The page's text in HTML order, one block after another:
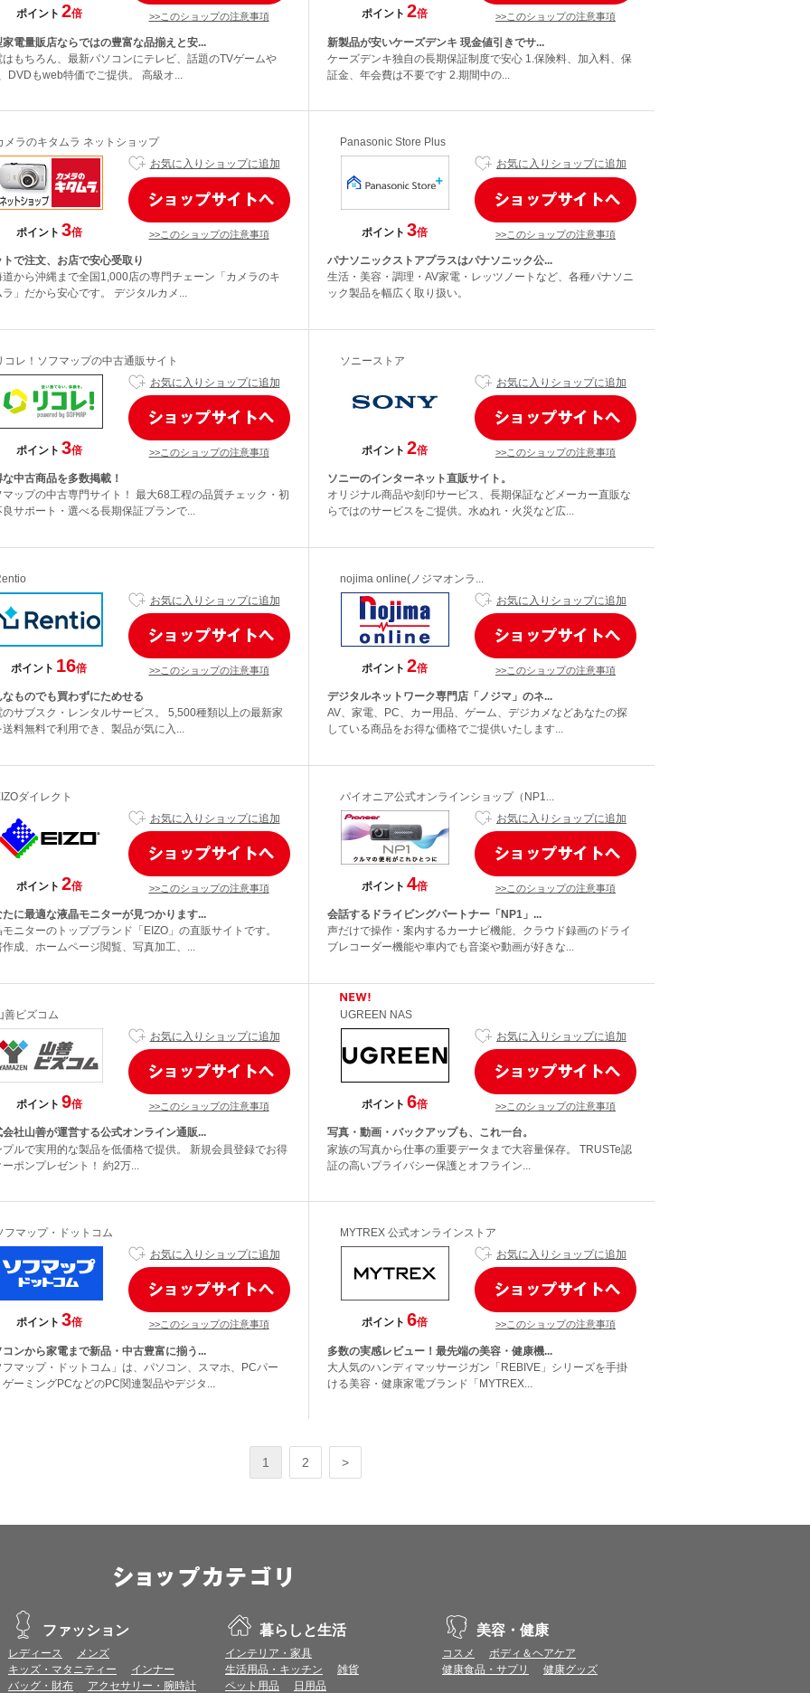
ポイント 2倍 >>このショップの注意事項
家電量販店ならではの豊富な品揃えと安...
はもちろん、最新パソコンにテレビ、話題のTVゲームや
DVDもweb特価でご提供。 高級オ...
ポイント 2倍 >>このショップの注意事項
新製品が安いケーズデンキ 現金値引きでサ...
ケーズデンキ独自の長期保証制度で安心 1.保険料、加入料、保
証金、年会費は不要です 2.期間中の...
メラのキタムラ ネットショップ
ポイント 3倍
お気に入りショップに追加
>>このショップの注意事項
トで注文、お店で安心受取り
道から沖縄まで全国1,000店の専門チェーン「カメラのキ
ラ」だから安心です。 デジタルカメ...
Panasonic Store Plus
ポイント 3倍
お気に入りショップに追加
>>このショップの注意事項
パナソニックストアプラスはパナソニック公...
生活・美容・調理・AV家電・レッツノートなど、各種パナソニ
ック製品を幅広く取り扱い。
コレ！ソフマップの中古通販サイト
ポイント 3倍
お気に入りショップに追加
>>このショップの注意事項
な中古商品を多数掲載！
マップの中古専門サイト！ 最大68工程の品質チェック・初
良サポート・選べる長期保証プランで...
ソニーストア
ポイント 2倍
お気に入りショップに追加
>>このショップの注意事項
ソニーのインターネット直販サイト。
オリジナル商品や刻印サービス、長期保証などメーカー直販な
らではのサービスをご提供。水ぬれ・火災など広...
ポイント 16倍
お気に入りショップに追加
>>このショップの注意事項
なものでも買わずにためせる
のサブスク・レンタルサービス。 5,500種類以上の最新家
送料無料で利用でき、製品が気に入...
nojima online(ノジマオンラ...
ポイント 2倍
お気に入りショップに追加
>>このショップの注意事項
デジタルネットワーク専門店「ノジマ」のネ...
AV、家電、PC、カー用品、ゲーム、デジカメなどあなたの探
している商品をお得な価格でご提供いたします...
ダイレクト
ポイント 2倍
お気に入りショップに追加
>>このショップの注意事項
たに最適な液晶モニターが見つかります...
モニターのトップブランド「EIZO」の直販サイトです。
作成、ホームページ閲覧、写真加工、...
パイオニア公式オンラインショップ（NP1...
ポイント 4倍
お気に入りショップに追加
>>このショップの注意事項
会話するドライビングパートナー「NP1」...
声だけで操作・案内するカーナビ機能、クラウド録画のドライ
ブレコーダー機能や車内でも音楽や動画が好きな...
善ビズコム
ポイント 9倍
お気に入りショップに追加
>>このショップの注意事項
会社山善が運営する公式オンライン通販...
プルで実用的な製品を低価格で提供。 新規会員登録でお得
ーポンプレゼント！ 約2万...
UGREEN NAS
ポイント 6倍
お気に入りショップに追加
>>このショップの注意事項
写真・動画・バックアップも、これ一台。
家族の写真から仕事の重要データまで大容量保存。 TRUSTe認
証の高いプライバシー保護とオフライン...
フマップ・ドットコム
ポイント 3倍
お気に入りショップに追加
>>このショップの注意事項
コンから家電まで新品・中古豊富に揃う...
フマップ・ドットコム」は、パソコン、スマホ、PCパー
ゲーミングPCなどのPC関連製品やデジタ...
MYTREX 公式オンラインストア
ポイント 6倍
お気に入りショップに追加
>>このショップの注意事項
多数の実感レビュー！最先端の美容・健康機...
大人気のハンディマッサージガン「REBIVE」シリーズを手掛
ける美容・健康家電ブランド「MYTREX...
1 2 >
ファッション
レディース
メンズ
キッズ・マタニティー
インナー
バッグ・財布
アクセサリー・腕時計
暮らしと生活
インテリア・家具
生活用品・キッチン
雑貨
ペット用品
日用品
美容・健康
コスメ
ボディ＆ヘアケア
健康食品・サプリ
健康グッズ